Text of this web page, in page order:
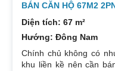
BÁN CĂN HỘ 67M2
Diện tích: 67 m²
Hướng: Đông Nam
Chính chủ không có
khu liền kề nên cần